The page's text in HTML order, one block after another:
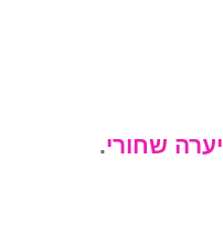
יערה שחורי.